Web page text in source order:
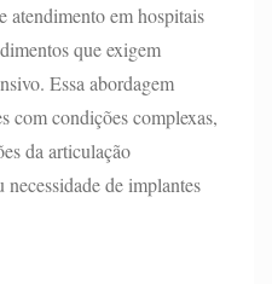
em hospitais
que exigem
Essa abordagem
com condições complexas,
da articulação
de implantes